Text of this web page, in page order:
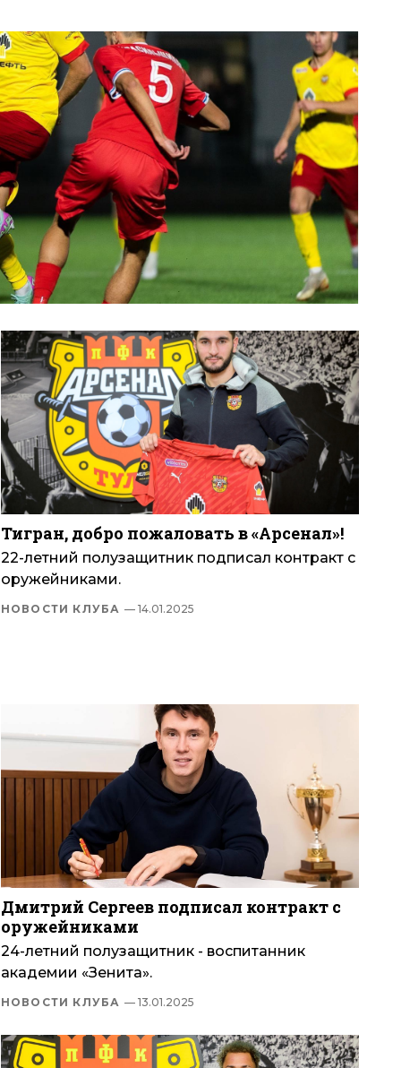
Тигран, добро пожаловать в «Арсенал»!
22-летний полузащитник подписал контракт с
оружейниками.
НОВОСТИ КЛУБА — 14.01.2025
Дмитрий Сергеев подписал контракт с
оружейниками
24-летний полузащитник - воспитанник
академии «Зенита».
НОВОСТИ КЛУБА — 13.01.2025